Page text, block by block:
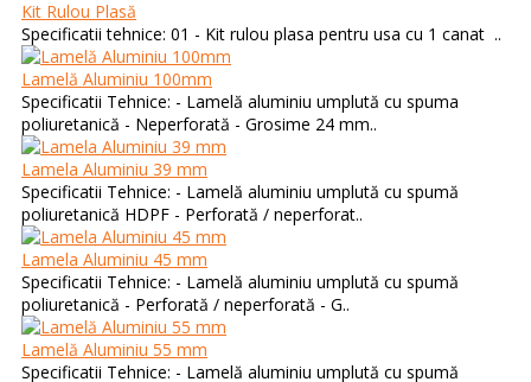
Kit Rulou Plasă
Specificatii tehnice: 01 - Kit rulou plasa pentru usa cu 1 canat ..
Lamelă Aluminiu 100mm
Specificatii Tehnice: - Lamelă aluminiu umplută cu spuma
poliuretanică - Neperforată - Grosime 24 mm..
Lamela Aluminiu 39 mm
Specificatii Tehnice: - Lamelă aluminiu umplută cu spumă
poliuretanică HDPF - Perforată / neperforat..
Lamela Aluminiu 45 mm
Specificatii Tehnice: - Lamelă aluminiu umplută cu spumă
poliuretanică - Perforată / neperforată - G..
Lamelă Aluminiu 55 mm
Specificatii Tehnice: - Lamelă aluminiu umplută cu spumă